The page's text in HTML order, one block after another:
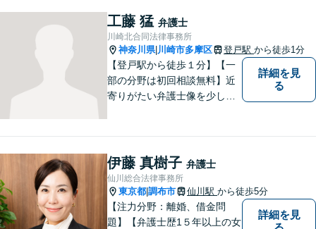
件・刑事事件・労働事件な
ど、幅広く対応いたします。
工藤 猛 弁護士
川崎北合同法律事務所
神奈川県| 川崎市多摩区 登戸駅 から徒歩1分
【登戸駅から徒歩１分】【一
部の分野は初回相談無料】近
寄りがたい弁護士像を少しで
決が何であるのかを見極め、
誠心誠意、仕事に取り組んで
まいります。
詳細を見
る
伊藤 真樹子 弁護士
仙川総合法律事務所
東京都 調布市 仙川駅 から徒歩5分
【注力分野：離婚、借金問
題】【弁護士歴1５年以上の女
詳細を見